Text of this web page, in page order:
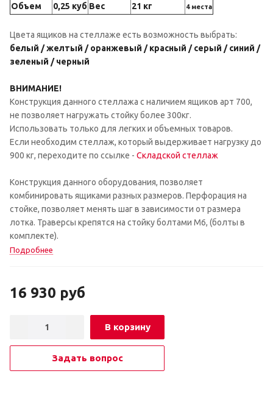
Объем
0,25 куб Вес 21 кг 4 места
Цвета ящиков на стеллаже есть возможность выбрать:
белый / желтый / оранжевый / красный / серый / синий /
зеленый / черный
ВНИМАНИЕ!
Конструкция данного стеллажа с наличием ящиков арт 700,
не позволяет нагружать стойку более 300кг.
Использовать только для легких и объемных товаров.
Если необходим стеллаж, который выдерживает нагрузку до
900 кг, переходите по ссылке - Складской стеллаж
Конструкция данного оборудования, позволяет
комбинировать ящиками разных размеров. Перфорация на
стойке, позволяет менять шаг в зависимости от размера
лотка. Траверсы крепятся на стойку болтами М6, (болты в
комплекте).
Подробнее
16 930 руб
В корзину
Задать вопрос